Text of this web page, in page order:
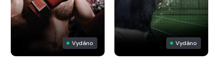
Vydáno Vydáno